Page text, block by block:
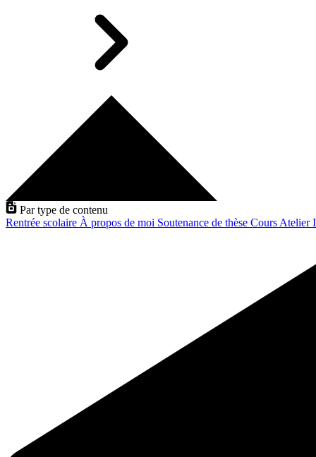
Par type de contenu
Rentrée scolaire À propos de moi Soutenance de thèse Cours Atelier